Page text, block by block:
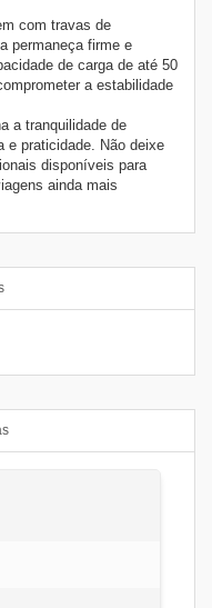
com travas de
permaneça firme e
de carga de até 50
a estabilidade
a tranquilidade de
e praticidade. Não deixe
disponíveis para
ainda mais